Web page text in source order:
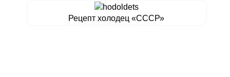
Рецепт холодец «СССР»